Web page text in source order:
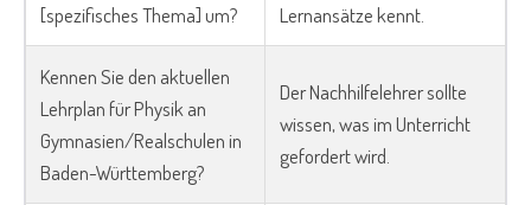
[spezifisches Thema] um?
Lernansätze kennt.
Kennen Sie den aktuellen
Lehrplan für Physik an
Gymnasien/Realschulen in
Baden-Württemberg?
Der Nachhilfelehrer sollte
wissen, was im Unterricht
gefordert wird.